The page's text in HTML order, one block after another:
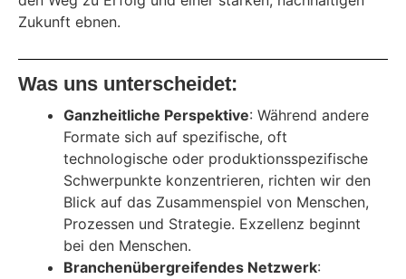
Zukunft ebnen.
Was uns unterscheidet:
Ganzheitliche Perspektive: Während andere
Formate sich auf spezifische, oft
technologische oder produktionsspezifische
Schwerpunkte konzentrieren, richten wir den
Blick auf das Zusammenspiel von Menschen,
Prozessen und Strategie. Exzellenz beginnt
bei den Menschen.
Branchenübergreifendes Netzwerk: